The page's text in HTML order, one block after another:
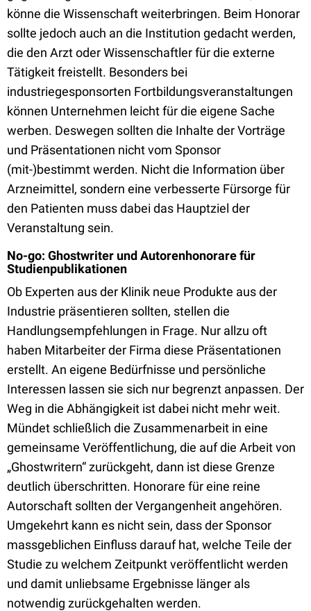
könne die Wissenschaft weiterbringen. Beim Honorar
sollte jedoch auch an die Institution gedacht werden,
die den Arzt oder Wissenschaftler für die externe
Tätigkeit freistellt. Besonders bei
industriegesponsorten Fortbildungsveranstaltungen
können Unternehmen leicht für die eigene Sache
werben. Deswegen sollten die Inhalte der Vorträge
und Präsentationen nicht vom Sponsor
(mit-)bestimmt werden. Nicht die Information über
Arzneimittel, sondern eine verbesserte Fürsorge für
den Patienten muss dabei das Hauptziel der
Veranstaltung sein.
No-go: Ghostwriter und Autorenhonorare für
Studienpublikationen
Ob Experten aus der Klinik neue Produkte aus der
Industrie präsentieren sollten, stellen die
Handlungsempfehlungen in Frage. Nur allzu oft
haben Mitarbeiter der Firma diese Präsentationen
erstellt. An eigene Bedürfnisse und persönliche
Interessen lassen sie sich nur begrenzt anpassen. Der
Weg in die Abhängigkeit ist dabei nicht mehr weit.
Mündet schließlich die Zusammenarbeit in eine
gemeinsame Veröffentlichung, die auf die Arbeit von
„Ghostwritern“ zurückgeht, dann ist diese Grenze
deutlich überschritten. Honorare für eine reine
Autorschaft sollten der Vergangenheit angehören.
Umgekehrt kann es nicht sein, dass der Sponsor
massgeblichen Einfluss darauf hat, welche Teile der
Studie zu welchem Zeitpunkt veröffentlicht werden
und damit unliebsame Ergebnisse länger als
notwendig zurückgehalten werden.